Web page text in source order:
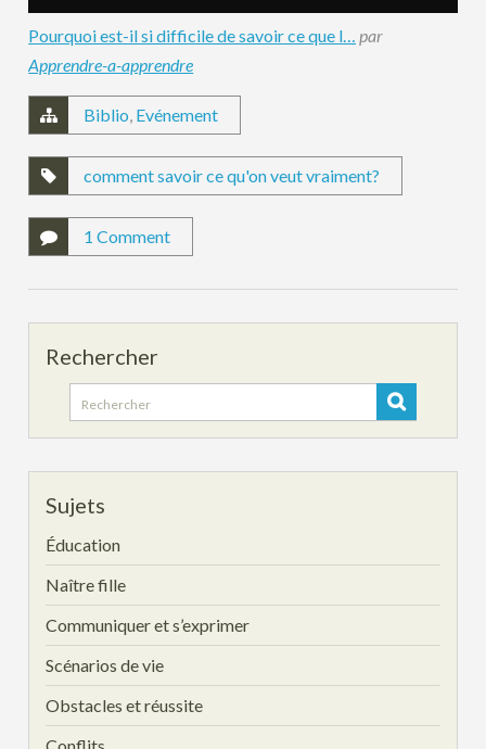
Pourquoi est-il si difficile de savoir ce que l… par
Apprendre-a-apprendre
Biblio, Evénement
comment savoir ce qu'on veut vraiment?
1 Comment
Rechercher
Search
for:
Sujets
Éducation
Naître fille
Communiquer et s’exprimer
Scénarios de vie
Obstacles et réussite